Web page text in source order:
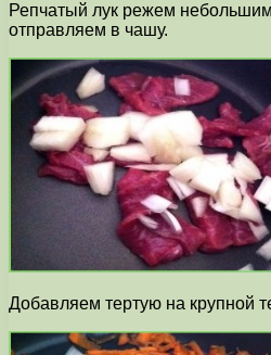
Репчатый лук режем
отправляем в чашу.
Добавляем тертую на крупной